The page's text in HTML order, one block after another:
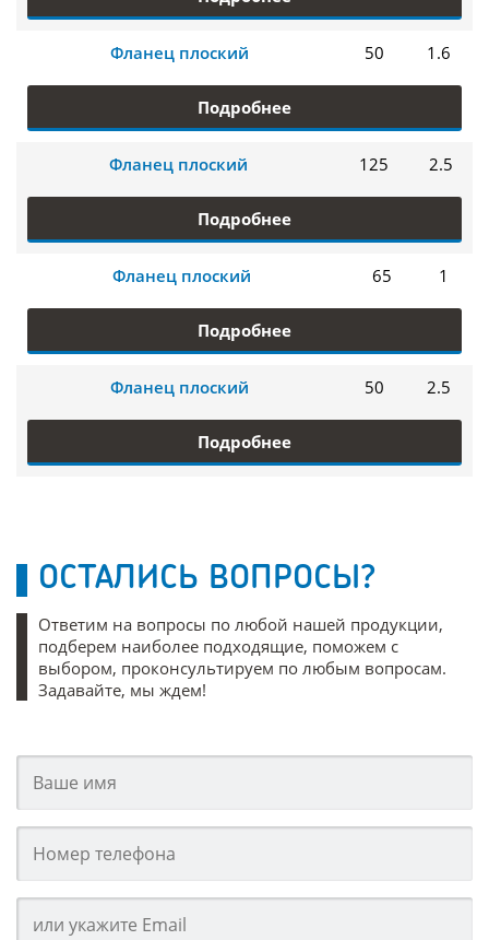
Фланец плоский 50 1.6
Подробнее
Фланец плоский 125 2.5
Подробнее
Фланец плоский 65 1
Подробнее
Фланец плоский 50 2.5
Подробнее
ОСТАЛИСЬ ВОПРОСЫ?
Ответим на вопросы по любой нашей продукции,
подберем наиболее подходящие, поможем с
выбором, проконсультируем по любым вопросам.
Задавайте, мы ждем!